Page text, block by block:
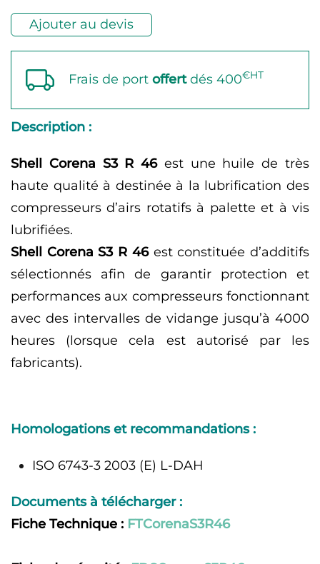
R
46
Ajouter au devis
Frais de port offertdés 400€HT
Description :
Shell Corena S3 R 46est une huile de très
haute qualité à destinée à la lubrification des
compresseurs d’airs rotatifs à palette et à vis
lubrifiées.
Shell Corena S3 R 46est constituée d’additifs
sélectionnés afin de garantir protection et
performances aux compresseurs fonctionnant
avec des intervalles de vidange jusqu’à 4000
heures (lorsque cela est autorisé par les
fabricants).
Homologations et recommandations :
ISO 6743-3 2003 (E) L-DAH
Documents à télécharger :
Fiche Technique : FTCorenaS3R46